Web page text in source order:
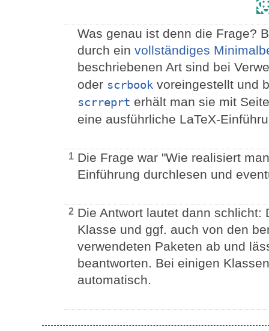
Was genau ist denn die Frage?
durch ein vollständiges
beschriebenen Art sind bei
oder scrbook voreingestellt und
scrreprt erhält man sie mit
eine ausführliche LaTeX-
1 Die Frage war "Wie realisiert
Einführung durchlesen und
2 Die Antwort lautet dann schlicht:
Klasse und ggf. auch von den
verwendeten Paketen ab und
beantworten. Bei einigen
automatisch.